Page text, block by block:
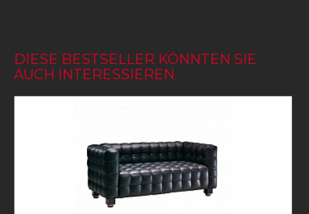
DIESE BESTSELLER KÖNNTEN SIE
AUCH INTERESSIEREN